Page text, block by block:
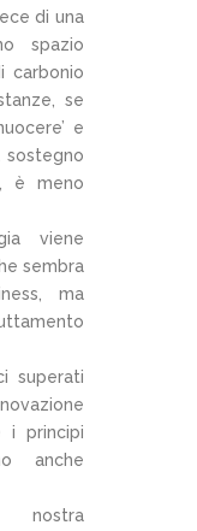
di una
spazio
carbonio
se
e
sostegno
è meno
viene
sembra
ma
superati
i principi
anche
nostra